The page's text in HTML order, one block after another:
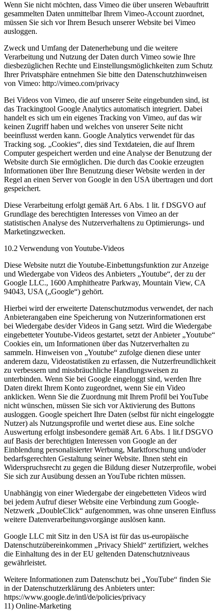
Wenn Sie nicht möchten, dass Vimeo die über unseren Webauftritt
gesammelten Daten unmittelbar Ihrem Vimeo-Account zuordnet,
müssen Sie sich vor Ihrem Besuch unserer Website bei Vimeo
ausloggen.
Zweck und Umfang der Datenerhebung und die weitere
Verarbeitung und Nutzung der Daten durch Vimeo sowie Ihre
diesbezüglichen Rechte und Einstellungsmöglichkeiten zum Schutz
Ihrer Privatsphäre entnehmen Sie bitte den Datenschutzhinweisen
von Vimeo: http://vimeo.com/privacy
Bei Videos von Vimeo, die auf unserer Seite eingebunden sind, ist
das Trackingtool Google Analytics automatisch integriert. Dabei
handelt es sich um ein eigenes Tracking von Vimeo, auf das wir
keinen Zugriff haben und welches von unserer Seite nicht
beeinflusst werden kann. Google Analytics verwendet für das
Tracking sog. „Cookies“, dies sind Textdateien, die auf Ihrem
Computer gespeichert werden und eine Analyse der Benutzung der
Website durch Sie ermöglichen. Die durch das Cookie erzeugten
Informationen über Ihre Benutzung dieser Website werden in der
Regel an einen Server von Google in den USA übertragen und dort
gespeichert.
Diese Verarbeitung erfolgt gemäß Art. 6 Abs. 1 lit. f DSGVO auf
Grundlage des berechtigten Interesses von Vimeo an der
statistischen Analyse des Nutzerverhaltens zu Optimierungs- und
Marketingzwecken.
10.2 Verwendung von Youtube-Videos
Diese Website nutzt die Youtube-Einbettungsfunktion zur Anzeige
und Wiedergabe von Videos des Anbieters „Youtube“, der zu der
Google LLC., 1600 Amphitheatre Parkway, Mountain View, CA
94043, USA („Google“) gehört.
Hierbei wird der erweiterte Datenschutzmodus verwendet, der nach
Anbieterangaben eine Speicherung von Nutzerinformationen erst
bei Wiedergabe des/der Videos in Gang setzt. Wird die Wiedergabe
eingebetteter Youtube-Videos gestartet, setzt der Anbieter „Youtube“
Cookies ein, um Informationen über das Nutzerverhalten zu
sammeln. Hinweisen von „Youtube“ zufolge dienen diese unter
anderem dazu, Videostatistiken zu erfassen, die Nutzerfreundlichkeit
zu verbessern und missbräuchliche Handlungsweisen zu
unterbinden. Wenn Sie bei Google eingeloggt sind, werden Ihre
Daten direkt Ihrem Konto zugeordnet, wenn Sie ein Video
anklicken. Wenn Sie die Zuordnung mit Ihrem Profil bei YouTube
nicht wünschen, müssen Sie sich vor Aktivierung des Buttons
ausloggen. Google speichert Ihre Daten (selbst für nicht eingeloggte
Nutzer) als Nutzungsprofile und wertet diese aus. Eine solche
Auswertung erfolgt insbesondere gemäß Art. 6 Abs. 1 lit.f DSGVO
auf Basis der berechtigten Interessen von Google an der
Einblendung personalisierter Werbung, Marktforschung und/oder
bedarfsgerechten Gestaltung seiner Website. Ihnen steht ein
Widerspruchsrecht zu gegen die Bildung dieser Nutzerprofile, wobei
Sie sich zur Ausübung dessen an YouTube richten müssen.
Unabhängig von einer Wiedergabe der eingebetteten Videos wird
bei jedem Aufruf dieser Website eine Verbindung zum Google-
Netzwerk „DoubleClick“ aufgenommen, was ohne unseren Einfluss
weitere Datenverarbeitungsvorgänge auslösen kann.
Google LLC mit Sitz in den USA ist für das us-europäische
Datenschutzübereinkommen „Privacy Shield“ zertifiziert, welches
die Einhaltung des in der EU geltenden Datenschutzniveaus
gewährleistet.
Weitere Informationen zum Datenschutz bei „YouTube“ finden Sie
in der Datenschutzerklärung des Anbieters unter:
https://www.google.de/intl/de/policies/privacy
11) Online-Marketing